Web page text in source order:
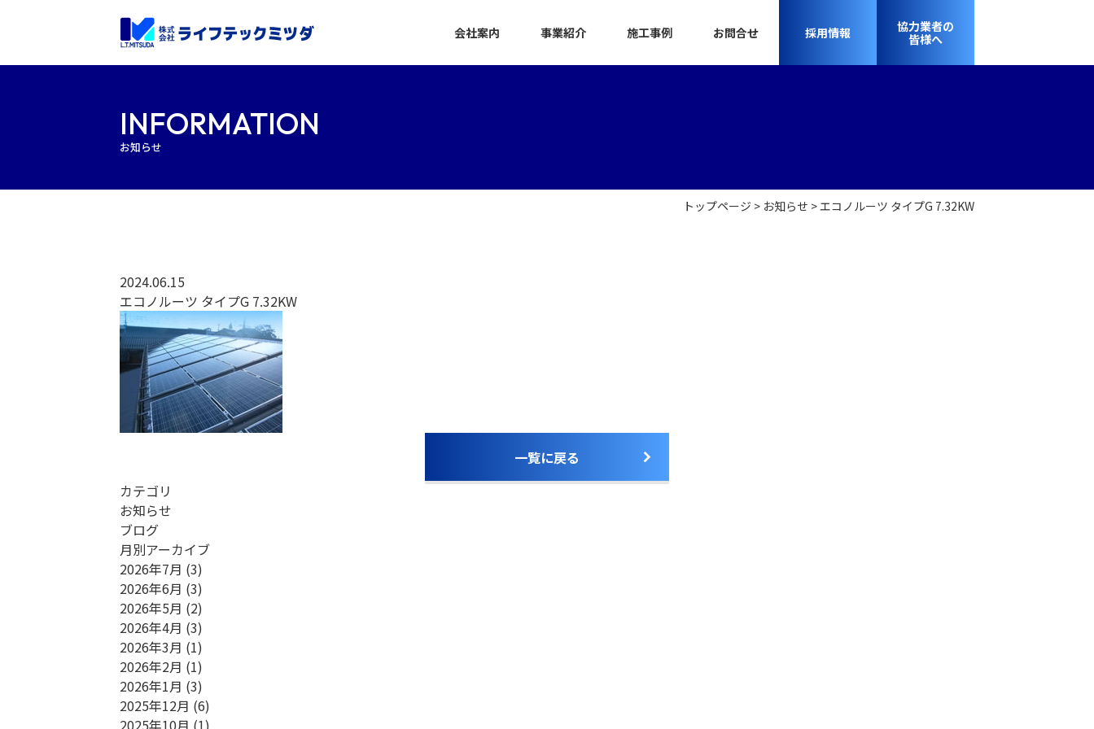
会社案内 事業紹介 施工事例 お問合せ 採用情報
協力業者の
皆様へ
INFORMATION
お知らせ
トップページ お知らせ エコノルーツ タイプG 7.32KW
2024.06.15
エコノルーツ タイプG 7.32KW
一覧に戻る
カテゴリ
お知らせ
ブログ
月別アーカイブ
2026年7月 (3)
2026年6月 (3)
2026年5月 (2)
2026年4月 (3)
2026年3月 (1)
2026年2月 (1)
2026年1月 (3)
2025年12月 (6)
2025年10月 (1)